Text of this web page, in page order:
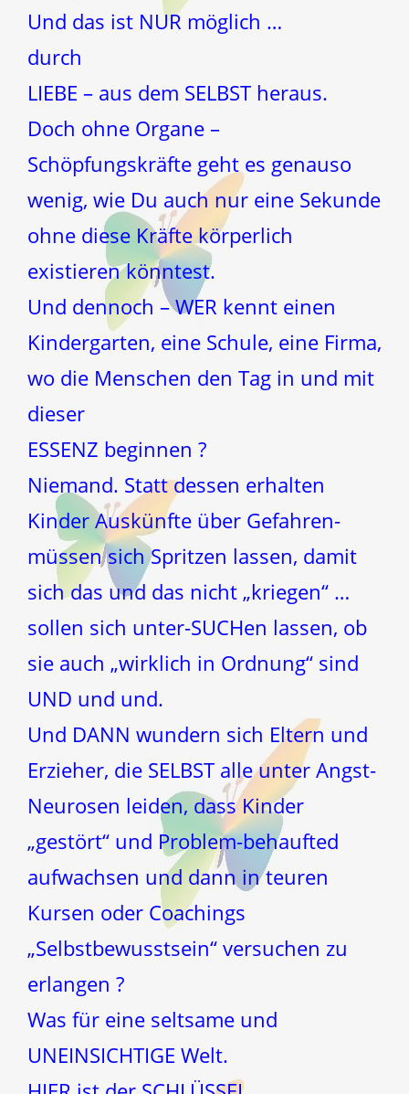
Und das ist NUR möglich …
durch
LIEBE – aus dem SELBST heraus.
Doch ohne Organe –
Schöpfungskräfte geht es genauso
wenig, wie Du auch nur eine Sekunde
ohne diese Kräfte körperlich
existieren könntest.
Und dennoch – WER kennt einen
Kindergarten, eine Schule, eine Firma,
wo die Menschen den Tag in und mit
dieser
ESSENZ beginnen ?
Niemand. Statt dessen erhalten
Kinder Auskünfte über Gefahren-
müssen sich Spritzen lassen, damit
sich das und das nicht „kriegen“ …
sollen sich unter-SUCHen lassen, ob
sie auch „wirklich in Ordnung“ sind
UND und und.
Und DANN wundern sich Eltern und
Erzieher, die SELBST alle unter Angst-
Neurosen leiden, dass Kinder
„gestört“ und Problem-behaufted
aufwachsen und dann in teuren
Kursen oder Coachings
„Selbstbewusstsein“ versuchen zu
erlangen ?
Was für eine seltsame und
UNEINSICHTIGE Welt.